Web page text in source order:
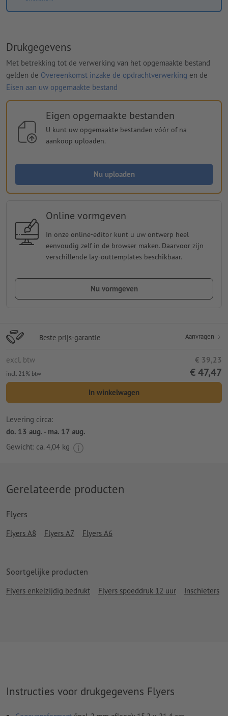
Drukgegevens
Met betrekking tot de verwerking van het opgemaakte bestand
gelden de Overeenkomst inzake de opdrachtverwerking en de
Eisen aan uw opgemaakte bestand
Eigen opgemaakte bestanden
U kunt uw opgemaakte bestanden vóór of na
aankoop uploaden.
Nu uploaden
Online vormgeven
In onze online-editor kunt u uw ontwerp heel
eenvoudig zelf in de browser maken. Daarvoor zijn
verschillende lay-outtemplates beschikbaar.
Nu vormgeven
Beste prijs-garantie Aanvragen
excl. btw € 39,23
incl. 21% btw € 47,47
In winkelwagen
Levering circa:
do. 13 aug. - ma. 17 aug.
Gewicht: ca. 4,04 kg
Gerelateerde producten
Flyers
Flyers A8 Flyers A7 Flyers A6
Soortgelijke producten
Flyers enkelzijdig bedrukt Flyers spoeddruk 12 uur Inschieters
Instructies voor drukgegevens Flyers